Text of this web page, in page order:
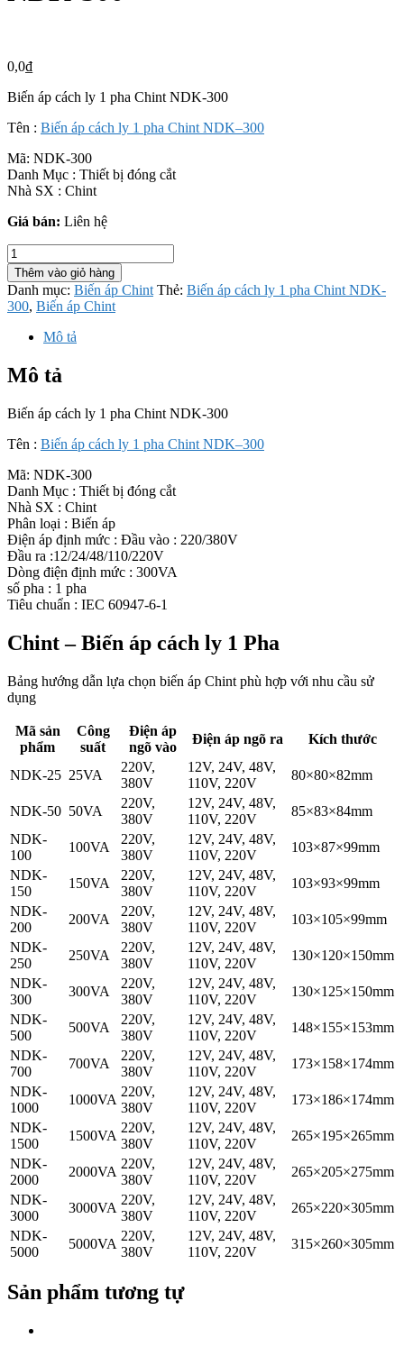
0,0₫
Biến áp cách ly 1 pha Chint NDK-300
Tên : Biến áp cách ly 1 pha Chint NDK–300
Mã: NDK-300
Danh Mục : Thiết bị đóng cắt
Nhà SX : Chint
Giá bán: Liên hệ
Biến
áp
cách
ly
1
NDK-
300
lượng
Thêm vào giỏ hàng
Danh mục: Biến áp Chint Thẻ: Biến áp cách ly 1 pha Chint NDK-
300, Biến áp Chint
Mô tả
Mô tả
Biến áp cách ly 1 pha Chint NDK-300
Tên : Biến áp cách ly 1 pha Chint NDK–300
Mã: NDK-300
Danh Mục : Thiết bị đóng cắt
Nhà SX : Chint
Phân loại : Biến áp
Điện áp định mức : Đầu vào : 220/380V
Đầu ra :12/24/48/110/220V
Dòng điện định mức : 300VA
số pha : 1 pha
Tiêu chuẩn : IEC 60947-6-1
Chint – Biến áp cách ly 1 Pha
Bảng hướng dẫn lựa chọn biến áp Chint phù hợp với nhu cầu sử
dụng
Mã sản
phẩm
Công
suất
Điện áp
ngõ vào
Điện áp ngõ ra Kích thước
NDK-25 25VA
220V,
380V
12V, 24V, 48V,
110V, 220V
80×80×82mm
NDK-50 50VA
220V,
380V
12V, 24V, 48V,
110V, 220V
85×83×84mm
NDK-
100
100VA
220V,
380V
12V, 24V, 48V,
110V, 220V
103×87×99mm
NDK-
150
150VA
220V,
380V
12V, 24V, 48V,
110V, 220V
103×93×99mm
NDK-
200
200VA
220V,
380V
12V, 24V, 48V,
110V, 220V
103×105×99mm
NDK-
250
250VA
220V,
380V
12V, 24V, 48V,
110V, 220V
130×120×150mm
NDK-
300
300VA
220V,
380V
12V, 24V, 48V,
110V, 220V
130×125×150mm
NDK-
500
500VA
220V,
380V
12V, 24V, 48V,
110V, 220V
148×155×153mm
NDK-
700
700VA
220V,
380V
12V, 24V, 48V,
110V, 220V
173×158×174mm
NDK-
1000
1000VA
220V,
380V
12V, 24V, 48V,
110V, 220V
173×186×174mm
NDK-
1500
1500VA
220V,
380V
12V, 24V, 48V,
110V, 220V
265×195×265mm
NDK-
2000
2000VA
220V,
380V
12V, 24V, 48V,
110V, 220V
265×205×275mm
NDK-
3000
3000VA
220V,
380V
12V, 24V, 48V,
110V, 220V
265×220×305mm
NDK-
5000
5000VA
220V,
380V
12V, 24V, 48V,
110V, 220V
315×260×305mm
Sản phẩm tương tự